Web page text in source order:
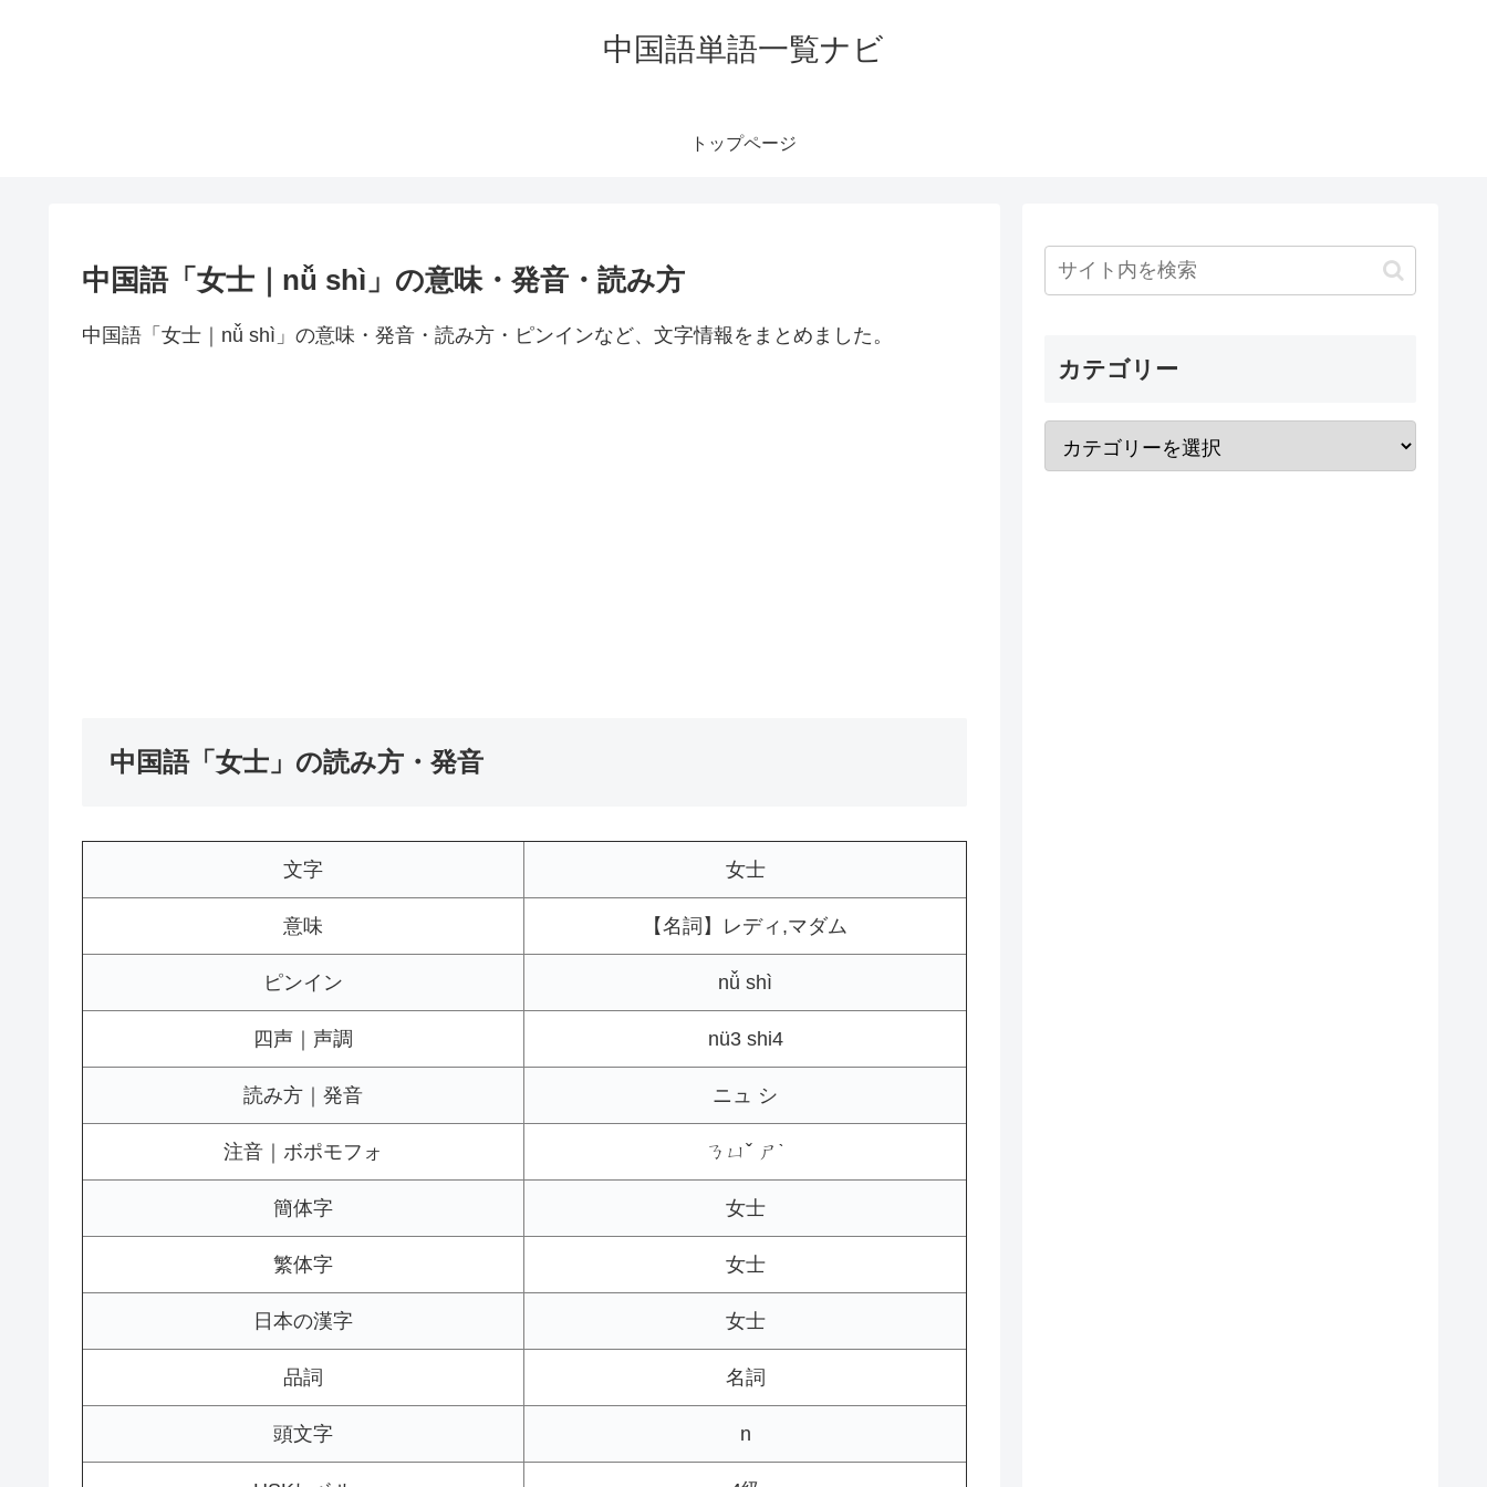
中国語単語一覧ナビ
トップページ
中国語「女士｜nǚ shì」の意味・発音・読み方
中国語「女士｜nǚ shì」の意味・発音・読み方・ピンインなど、文字情報をまとめました。
中国語「女士」の読み方・発音
文字 女士
意味 【名詞】レディ,マダム
ピンイン nǚ shì
四声｜声調 nü3 shi4
読み方｜発音 ニュ シ
注音｜ボポモフォ ㄋㄩˇ ㄕˋ
簡体字 女士
繁体字 女士
日本の漢字 女士
品詞 名詞
頭文字 n
カテゴリー